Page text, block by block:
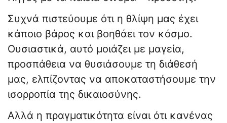
Συχνά πιστεύουμε ότι η θλίψη μας έχει
κάποιο βάρος και βοηθάει τον κόσμο.
Ουσιαστικά, αυτό μοιάζει με μαγεία,
προσπάθεια να θυσιάσουμε τη διάθεσή
μας, ελπίζοντας να αποκαταστήσουμε την
ισορροπία της δικαιοσύνης.
Αλλά η πραγματικότητα είναι ότι κανένας